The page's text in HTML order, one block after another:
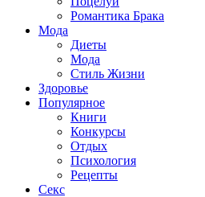
Романтика Брака
Мода
Диеты
Мода
Стиль Жизни
Здоровье
Популярное
Книги
Конкурсы
Отдых
Психология
Рецепты
Секс